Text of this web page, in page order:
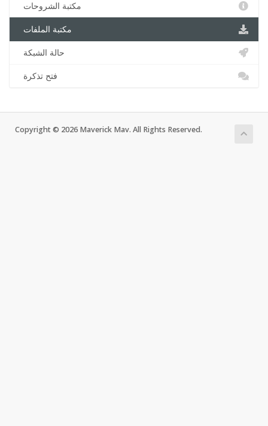
مكتبة الشروحات
مكتبة الملفات
حالة الشبكة
فتح تذكرة
Copyright © 2026 Maverick Mav. All Rights Reserved.